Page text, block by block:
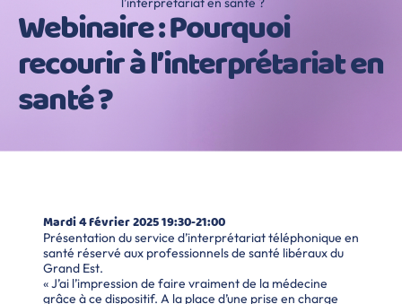
Webinaire : Pourquoi
recourir à l’interprétariat en
santé ?
Mardi 4 février 2025 19:30-21:00
Présentation du service d’interprétariat téléphonique en
santé réservé aux professionnels de santé libéraux du
Grand Est.
« J’ai l’impression de faire vraiment de la médecine
grâce à ce dispositif. A la place d’une prise en charge